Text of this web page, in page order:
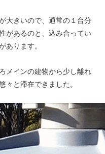
大きいので、通常の１台分
があるのと、込み合ってい
あります。
メインの建物から少し離れ
々と滞在できました。